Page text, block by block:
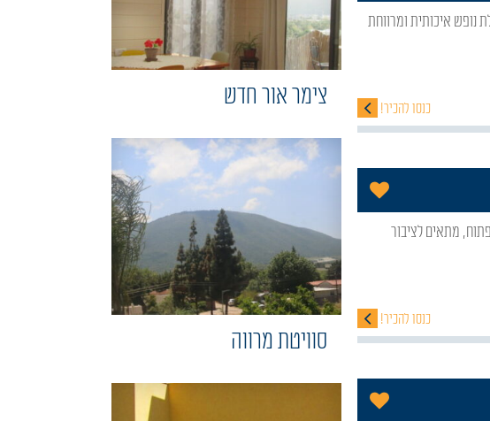
כנסו להכיר!
הוסף לתכניה שלי
כנסו להכיר!
הוסף לתכניה שלי
צימר אור חדש
סוויטת מרווה